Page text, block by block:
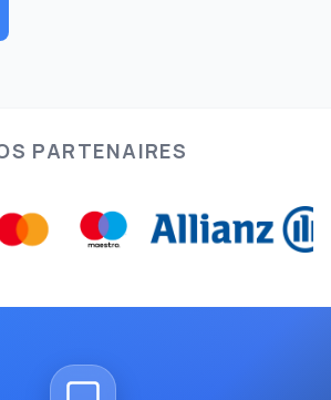
PARTENAIRES